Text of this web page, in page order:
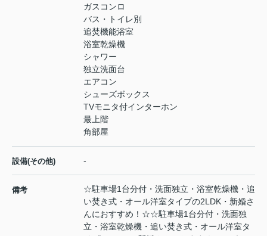
ガスコンロ
バス・トイレ別
追焚機能浴室
浴室乾燥機
シャワー
独立洗面台
エアコン
シューズボックス
TVモニタ付インターホン
最上階
角部屋
設備(その他) -
備考
☆駐車場1台分付・洗面独立・浴室乾燥機・追
い焚き式・オール洋室タイプの2LDK・新婚さ
んにおすすめ！☆☆駐車場1台分付・洗面独
立・浴室乾燥機・追い焚き式・オール洋室タ